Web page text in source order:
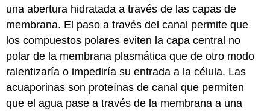
una abertura hidratada a través de las capas de
membrana. El paso a través del canal permite que
los compuestos polares eviten la capa central no
polar de la membrana plasmática que de otro modo
ralentizaría o impediría su entrada a la célula. Las
acuaporinas son proteínas de canal que permiten
que el agua pase a través de la membrana a una